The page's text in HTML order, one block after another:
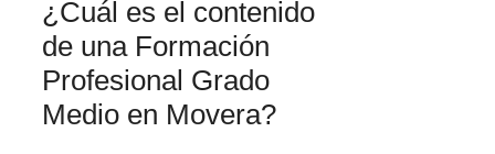
¿Cuál es el contenido
de una Formación
Profesional Grado
Medio en Movera?